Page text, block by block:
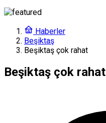
Haberler
Beşiktaş
Beşiktaş çok rahat
Beşiktaş çok rahat